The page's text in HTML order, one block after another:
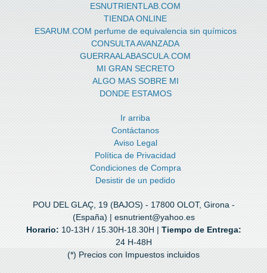
ESNUTRIENTLAB.COM
TIENDA ONLINE
ESARUM.COM perfume de equivalencia sin químicos
CONSULTA AVANZADA
GUERRAALABASCULA.COM
MI GRAN SECRETO
ALGO MAS SOBRE MI
DONDE ESTAMOS
Ir arriba
Contáctanos
Aviso Legal
Política de Privacidad
Condiciones de Compra
Desistir de un pedido
POU DEL GLAÇ, 19 (BAJOS) - 17800 OLOT, Girona -
(España) | esnutrient@yahoo.es
Horario: 10-13H / 15.30H-18.30H | Tiempo de Entrega:
24 H-48H
(*) Precios con Impuestos incluidos